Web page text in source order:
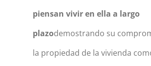
piensan vivir en ella a largo
plazodemostrando su
la propiedad de la vivienda